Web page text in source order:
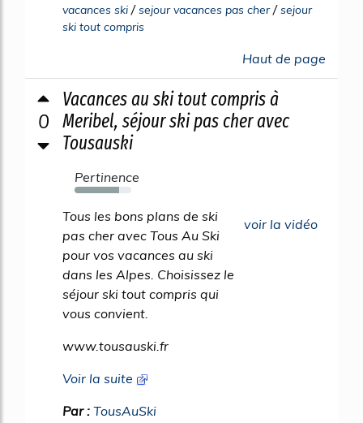
vacances ski /sejour vacances pas cher/sejour
ski tout compris
Haut de page
0
Vacances au ski tout compris à
Meribel, séjour ski pas cher avec
Tousauski
Pertinence
78%
voir la vidéo
Tous les bons plans de ski
pas cher avec Tous Au Ski
pour vos vacances au ski
dans les Alpes. Choisissez le
séjour ski tout compris qui
vous convient.
www.tousauski.fr
Voir la suite
Par : TousAuSki